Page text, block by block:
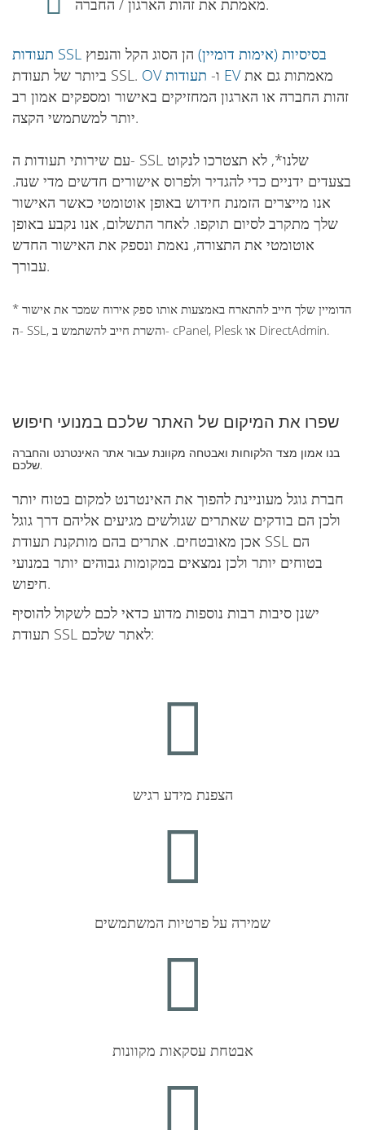
מאמתת את זהות הארגון / החברה.
תעודות SSL בסיסיות (אימות דומיין) הן הסוג הקל והנפוץ
ביותר של תעודת SSL. OV ו- תעודות EVמאמתות גם את
זהות החברה או הארגון המחזיקים באישור ומספקים אמון רב
יותר למשתמשי הקצה.
עם שירותי תעודות ה- SSL שלנו*, לא תצטרכו לנקוט
בצעדים ידניים כדי להגדיר ולפרוס אישורים חדשים מדי שנה.
אנו מייצרים הזמנת חידוש באופן אוטומטי כאשר האישור
שלך מתקרב לסיום תוקפו. לאחר התשלום, אנו נקבע באופן
אוטומטי את התצורה, נאמת ונספק את האישור החדש
עבורך.
* הדומיין שלך חייב להתארח באמצעות אותו ספק אירוח שמכר את אישור
ה- SSL, והשרת חייב להשתמש ב- cPanel, Plesk או DirectAdmin.
שפרו את המיקום של האתר שלכם במנועי חיפוש
בנו אמון מצד הלקוחות ואבטחה מקוונת עבור אתר האינטרנט והחברה
שלכם.
חברת גוגל מעוניינת להפוך את האינטרנט למקום בטוח יותר
ולכן הם בודקים שאתרים שגולשים מגיעים אליהם דרך גוגל
אכן מאובטחים. אתרים בהם מותקנת תעודת SSL הם
בטוחים יותר ולכן נמצאים במקומות גבוהים יותר במנועי
חיפוש.
ישנן סיבות רבות נוספות מדוע כדאי לכם לשקול להוסיף
תעודת SSL לאתר שלכם:
הצפנת מידע רגיש
שמירה על פרטיות המשתמשים
אבטחת עסקאות מקוונות